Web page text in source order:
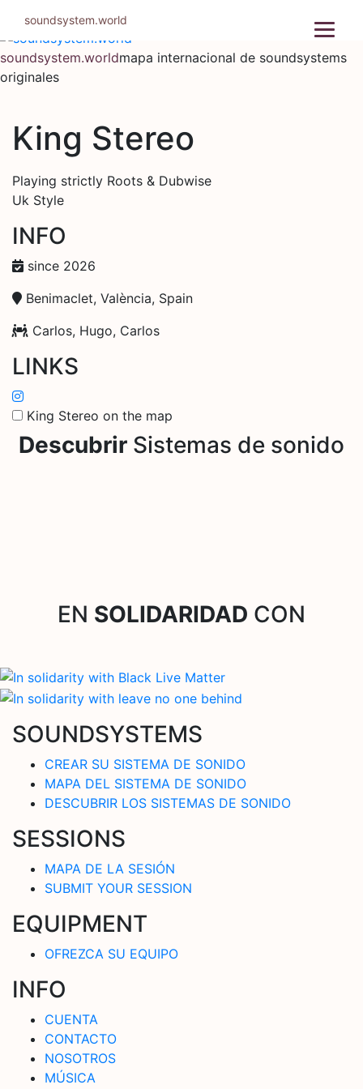
contenido
soundsystem.worldmapa internacional de soundsystems
originales
King Stereo
Playing strictly Roots & Dubwise
Uk Style
INFO
since 2026
Benimaclet, València, Spain
Carlos, Hugo, Carlos
LINKS
King Stereo on the map
Descubrir Sistemas de sonido
EN SOLIDARIDAD CON
SOUNDSYSTEMS
CREAR SU SISTEMA DE SONIDO
MAPA DEL SISTEMA DE SONIDO
DESCUBRIR LOS SISTEMAS DE SONIDO
SESSIONS
MAPA DE LA SESIÓN
SUBMIT YOUR SESSION
EQUIPMENT
OFREZCA SU EQUIPO
INFO
CUENTA
CONTACTO
NOSOTROS
MÚSICA
soundsystem.world